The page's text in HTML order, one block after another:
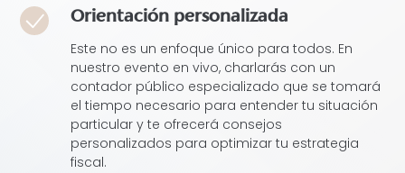
Orientación personalizada
Este no es un enfoque único para todos. En
nuestro evento en vivo, charlarás con un
contador público especializado que se tomará
el tiempo necesario para entender tu situación
particular y te ofrecerá consejos
personalizados para optimizar tu estrategia
fiscal.